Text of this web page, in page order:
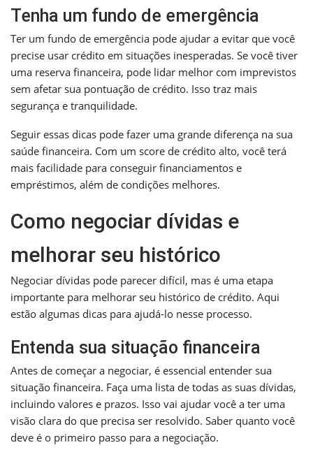
Tenha um fundo de emergência
Ter um fundo de emergência pode ajudar a evitar que você
precise usar crédito em situações inesperadas. Se você tiver
uma reserva financeira, pode lidar melhor com imprevistos
sem afetar sua pontuação de crédito. Isso traz mais
segurança e tranquilidade.
Seguir essas dicas pode fazer uma grande diferença na sua
saúde financeira. Com um score de crédito alto, você terá
mais facilidade para conseguir financiamentos e
empréstimos, além de condições melhores.
Como negociar dívidas e
melhorar seu histórico
Negociar dívidas pode parecer difícil, mas é uma etapa
importante para melhorar seu histórico de crédito. Aqui
estão algumas dicas para ajudá-lo nesse processo.
Entenda sua situação financeira
Antes de começar a negociar, é essencial entender sua
situação financeira. Faça uma lista de todas as suas dívidas,
incluindo valores e prazos. Isso vai ajudar você a ter uma
visão clara do que precisa ser resolvido. Saber quanto você
deve é o primeiro passo para a negociação.